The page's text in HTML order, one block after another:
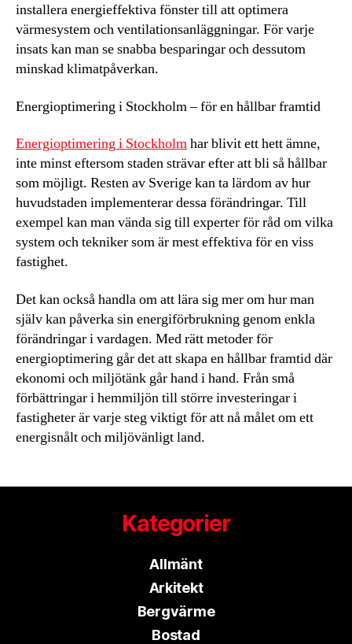
installera energieffektiva fönster till att optimera
värmesystem och ventilationsanläggningar. För varje
insats kan man se snabba besparingar och dessutom
minskad klimatpåverkan.
Energioptimering i Stockholm – för en hållbar framtid
Energioptimering i Stockholmhar blivit ett hett ämne,
inte minst eftersom staden strävar efter att bli så hållbar
som möjligt. Resten av Sverige kan ta lärdom av hur
huvudstaden implementerar dessa förändringar. Till
exempel kan man vända sig till experter för råd om vilka
system och tekniker som är mest effektiva för en viss
fastighet.
Det kan också handla om att lära sig mer om hur man
själv kan påverka sin energiförbrukning genom enkla
förändringar i vardagen. Med rätt metoder för
energioptimering går det att skapa en hållbar framtid där
ekonomi och miljötänk går hand i hand. Från små
förbättringar i hemmiljön till större investeringar i
fastigheter är varje steg viktigt för att nå målet om ett
energisnålt och miljövänligt land.
Kategorier
Allmänt
Arkitekt
Bergvärme
Bostad